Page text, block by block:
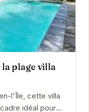
plage villa
l'Île, cette villa
idéal pour